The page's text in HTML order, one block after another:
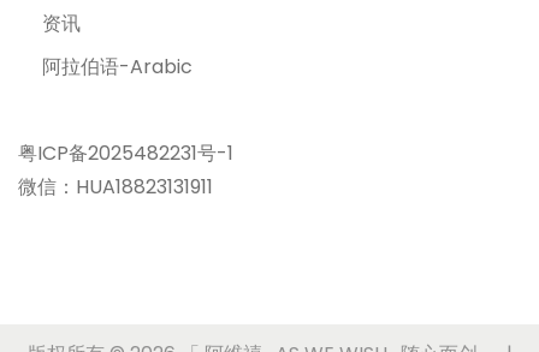
资讯
阿拉伯语-Arabic
粤ICP备2025482231号-1
微信：HUA18823131911